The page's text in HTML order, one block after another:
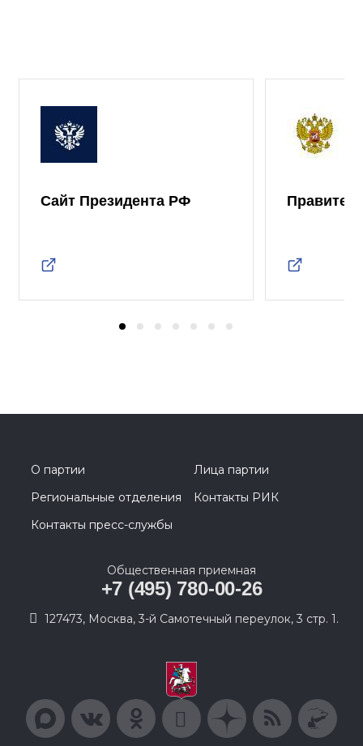
Сайт Президента РФ
О партии
Лица партии
Региональные отделения
Контакты РИК
Контакты пресс-службы
Общественная приемная
+7 (495) 780-00-26
127473, Москва, 3-й Самотечный переулок, 3 стр. 1.